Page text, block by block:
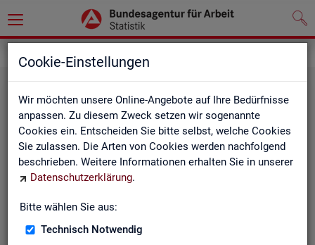
Cookie-Einstellungen
Wir möchten unsere Online-Angebote auf Ihre Bedürfnisse
anpassen. Zu diesem Zweck setzen wir sogenannte
Cookies ein. Entscheiden Sie bitte selbst, welche Cookies
Sie zulassen. Die Arten von Cookies werden nachfolgend
beschrieben. Weitere Informationen erhalten Sie in unserer
Datenschutzerklärung.
Bitte wählen Sie aus:
Technisch Notwendig